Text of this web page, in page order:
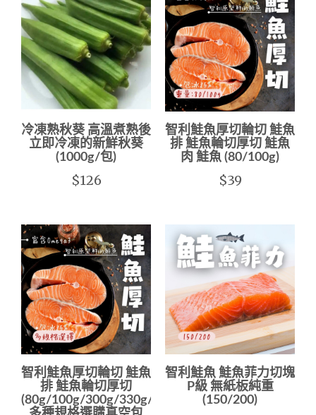
冷凍熟秋葵 高溫煮熟後
立即冷凍的新鮮秋葵
(1000g/包)
$126
智利鮭魚厚切輪切 鮭魚
排 鮭魚輪切厚切 鮭魚
肉 鮭魚 (80/100g)
$39
智利鮭魚厚切輪切 鮭魚
排 鮭魚輪切厚切
(80g/100g/300g/330g/375g
智利鮭魚 鮭魚菲力切塊
P級 無紙板純重
(150/200)